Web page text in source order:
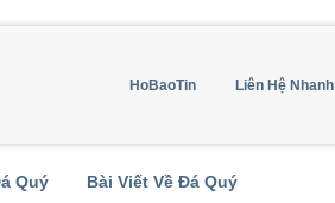
HoBaoTin Liên Hệ Nhanh
Quý Bài Viết Về Đá Quý